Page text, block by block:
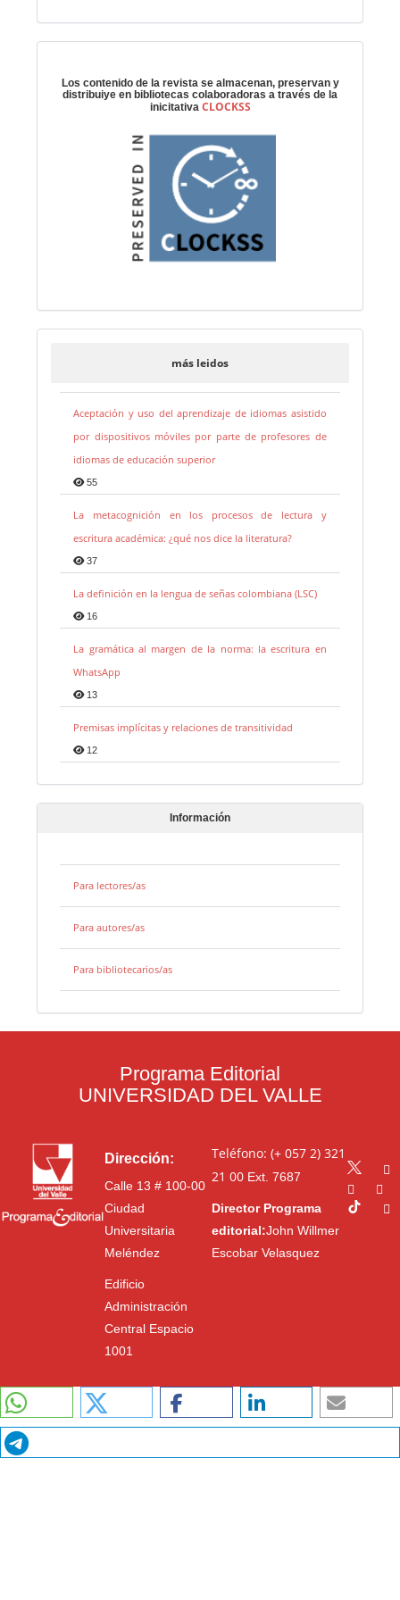
Los contenido de la revista se almacenan, preservan y
distribuiye en bibliotecas colaboradoras a través de la
inicitativa CLOCKSS
más leidos
Aceptación y uso del aprendizaje de idiomas asistido
por dispositivos móviles por parte de profesores de
idiomas de educación superior
55
La metacognición en los procesos de lectura y
escritura académica: ¿qué nos dice la literatura?
37
La definición en la lengua de señas colombiana (LSC)
16
La gramática al margen de la norma: la escritura en
WhatsApp
13
Premisas implícitas y relaciones de transitividad
12
Información
Para lectores/as
Para autores/as
Para bibliotecarios/as
Programa Editorial
UNIVERSIDAD DEL VALLE
Dirección:
Calle 13 # 100-00
Ciudad
Universitaria
Meléndez
Edificio
Administración
Central Espacio
1001
Teléfono: (+ 057 2) 321
21 00Ext. 7687
Director Programa
editorial:John Willmer
Escobar Velasquez